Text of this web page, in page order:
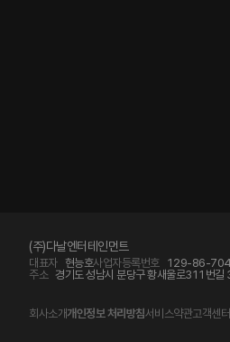
(주)다날엔터테인먼트
대표자 현능호사업자등록번호 129-86-
주소 경기도 성남시 분당구 황새울로311번
회사소개개인정보 처리방침서비스약관고객센터